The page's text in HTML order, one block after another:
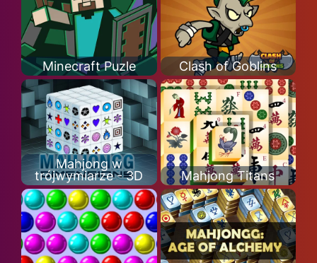
Minecraft Puzle Clash of Goblins
Mahjong w
trójwymiarze - 3D
Mahjong Titans